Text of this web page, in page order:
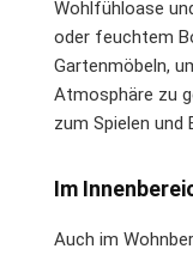
Wohlfühloase
oder feuchtem
Gartenmöbeln,
Atmosphäre zu
zum Spielen und
Im
Auch im